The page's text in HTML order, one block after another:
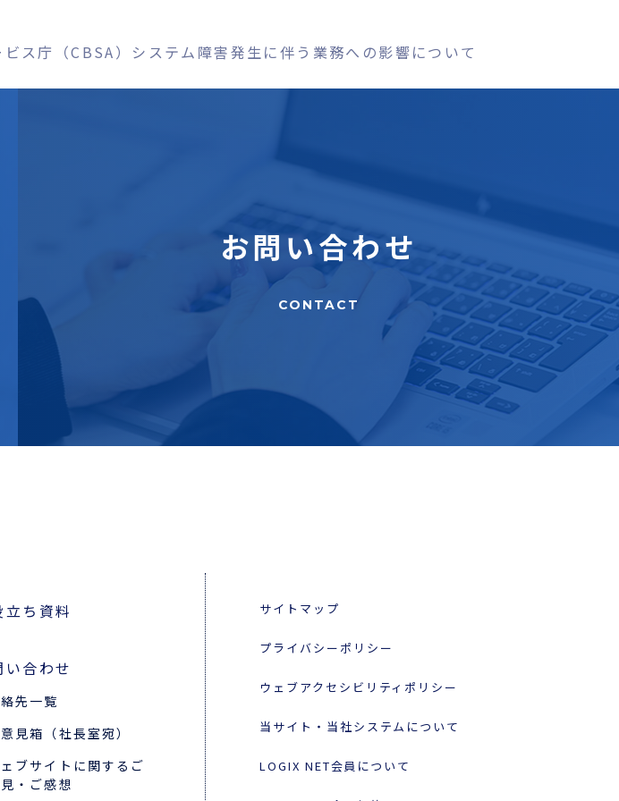
ス庁（CBSA）システム障害発生に伴う業務への影響について（２）
お問い合わせ
CONTACT
立ち資料
い合わせ
先一覧
見箱（社長室宛）
ブサイトに関するご
・ご感想
サイトマップ
プライバシーポリシー
ウェブアクセシビリティポリシー
当サイト・当社システムについて
LOGIX NET会員について